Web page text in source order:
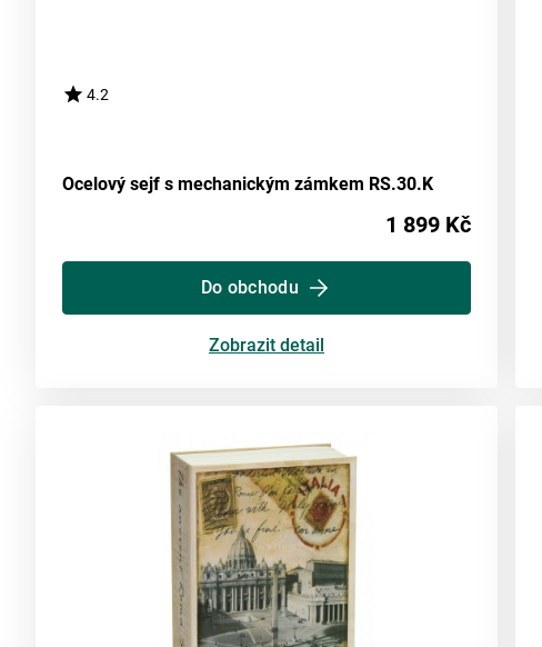
4.2
Ocelový sejf s mechanickým zámkem RS.30.K
1 899 Kč
Do obchodu
Zobrazit detail